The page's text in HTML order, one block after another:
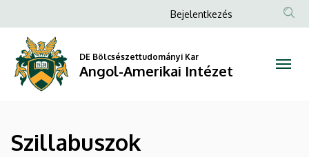
Angol-
Amerikai
Intézet
a
tartalomra
Anonim
fiók
menüje
Bejelentkezés
DE Bölcsészettudományi Kar
Angol-Amerikai Intézet
Szillabuszok